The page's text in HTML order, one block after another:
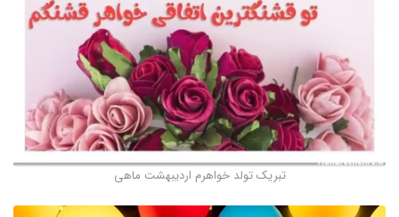
تبریک تولد خواهرم اردیبهشت ماهی